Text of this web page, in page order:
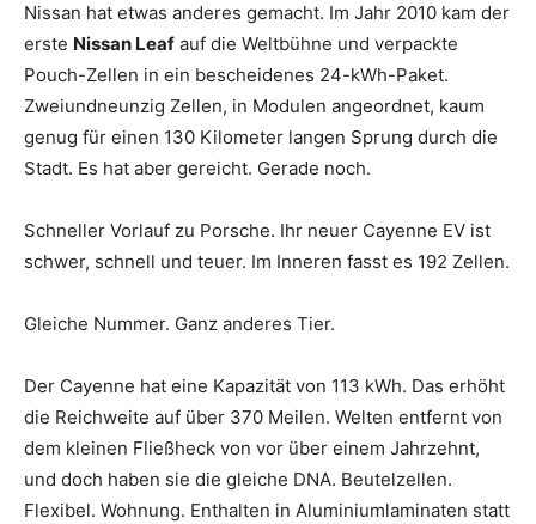
Nissan hat etwas anderes gemacht. Im Jahr 2010 kam der
erste Nissan Leaf auf die Weltbühne und verpackte
Pouch-Zellen in ein bescheidenes 24-kWh-Paket.
Zweiundneunzig Zellen, in Modulen angeordnet, kaum
genug für einen 130 Kilometer langen Sprung durch die
Stadt. Es hat aber gereicht. Gerade noch.
Schneller Vorlauf zu Porsche. Ihr neuer Cayenne EV ist
schwer, schnell und teuer. Im Inneren fasst es 192 Zellen.
Gleiche Nummer. Ganz anderes Tier.
Der Cayenne hat eine Kapazität von 113 kWh. Das erhöht
die Reichweite auf über 370 Meilen. Welten entfernt von
dem kleinen Fließheck von vor über einem Jahrzehnt,
und doch haben sie die gleiche DNA. Beutelzellen.
Flexibel. Wohnung. Enthalten in Aluminiumlaminaten statt